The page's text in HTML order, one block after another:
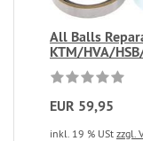
All Balls
KTM/HVA/
EUR 59,95
inkl. 19 % USt zzgl.